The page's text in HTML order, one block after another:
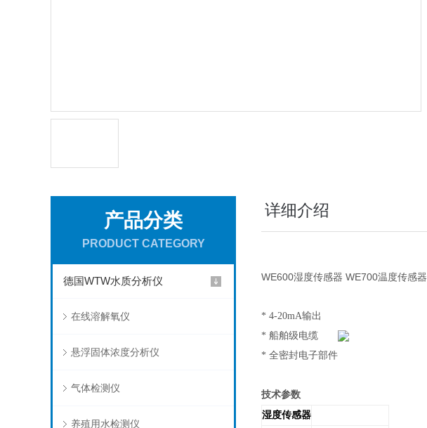
产品分类
PRODUCT CATEGORY
德国WTW水质分析仪
在线溶解氧仪
悬浮固体浓度分析仪
气体检测仪
养殖用水检测仪
详细介绍
WE600湿度传感器 WE700温度传感器
* 4-20mA输出
* 船舶级电缆
* 全密封电子部件
技术参数
湿度传感器